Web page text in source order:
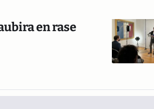
en rase